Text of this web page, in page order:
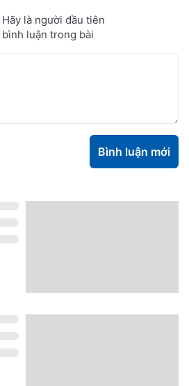
Hãy là người đầu tiên
bình luận trong bài
Bình luận mới